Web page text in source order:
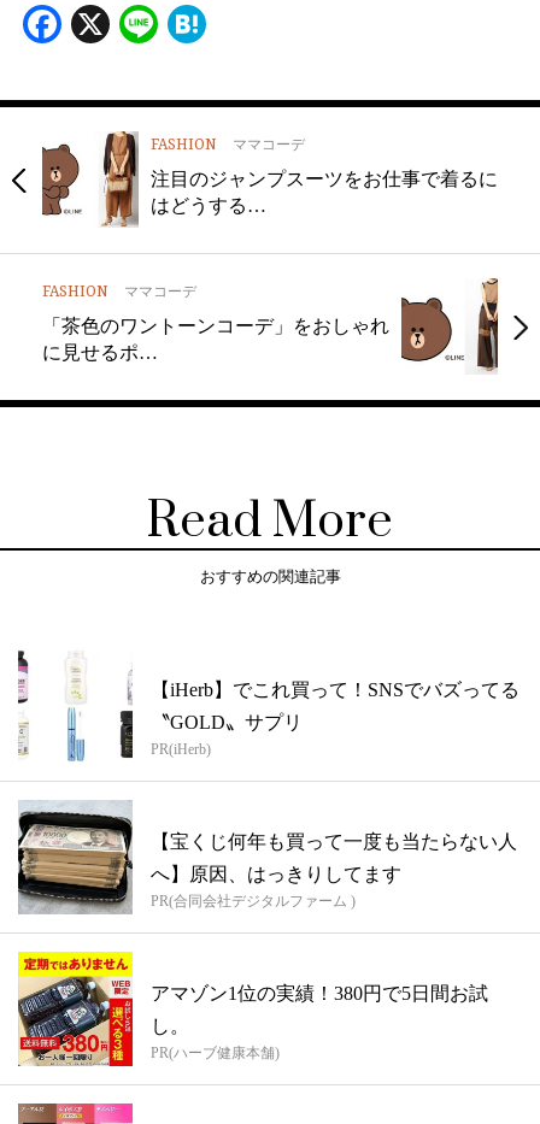
Facebook
X Line
FASHION ママコーデ
注目のジャンプスーツをお仕事で着るに
はどうする…
FASHION ママコーデ
「茶色のワントーンコーデ」をおしゃれ
に見せるポ…
Read More
おすすめの関連記事
【iHerb】でこれ買って！SNSでバズってる
〝GOLD〟サプリ
PR(iHerb)
【宝くじ何年も買って一度も当たらない人
へ】原因、はっきりしてます
PR(合同会社デジタルファーム )
アマゾン1位の実績！380円で5日間お試
し。
PR(ハーブ健康本舗)